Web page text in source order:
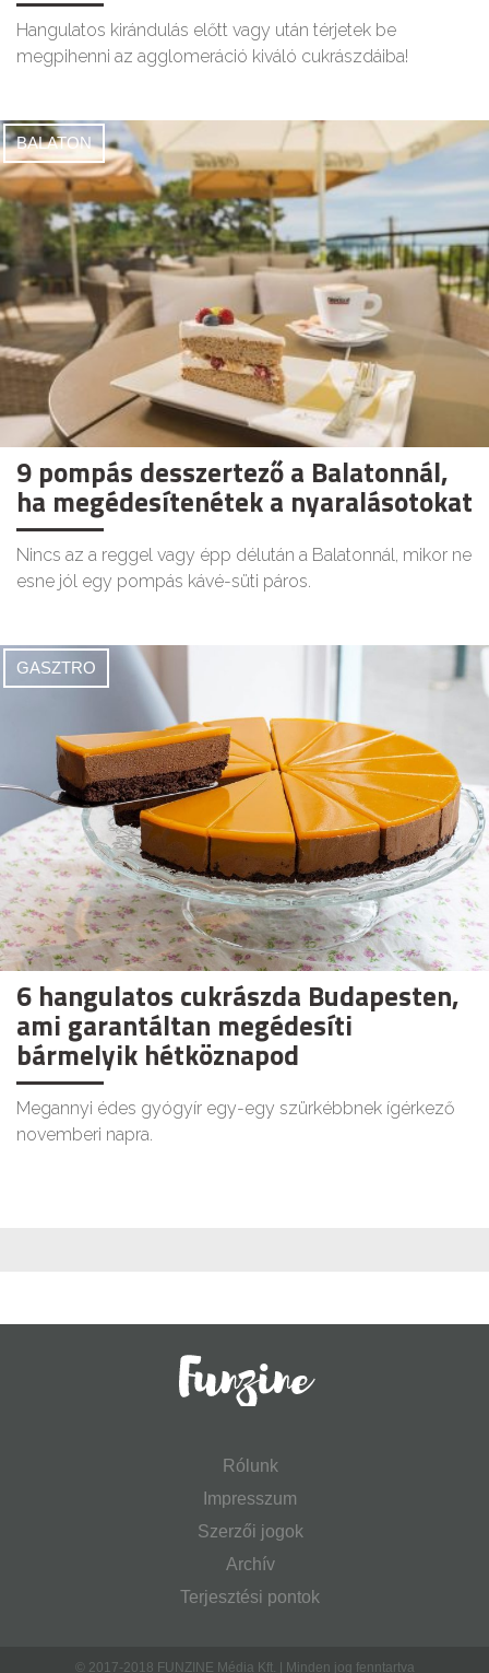
Hangulatos kirándulás előtt vagy után térjetek be
megpihenni az agglomeráció kiváló cukrászdáiba!
BALATON
9 pompás desszertező a Balatonnál,
ha megédesítenétek a nyaralásotokat
Nincs az a reggel vagy épp délután a Balatonnál, mikor ne
esne jól egy pompás kávé-süti páros.
GASZTRO
6 hangulatos cukrászda Budapesten,
ami garantáltan megédesíti
bármelyik hétköznapod
Megannyi édes gyógyír egy-egy szürkébbnek ígérkező
novemberi napra.
Rólunk
Impresszum
Szerzői jogok
Archív
Terjesztési pontok
© 2017-2018 FUNZINE Média Kft. | Minden jog fenntartva